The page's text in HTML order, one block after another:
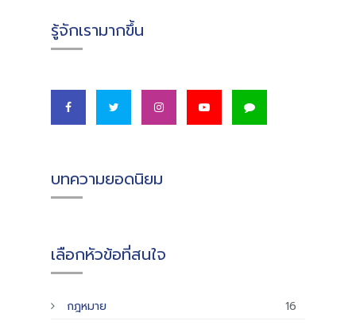
รู้จักเรามากขึ้น
บทความยอดนิยม
เลือกหัวข้อที่สนใจ
กฎหมาย
16